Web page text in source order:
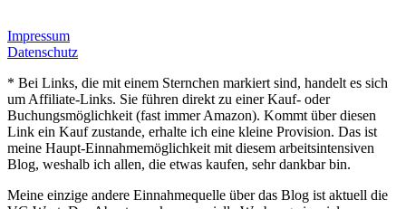
Impressum
Datenschutz
* Bei Links, die mit einem Sternchen markiert sind, handelt es sich
um Affiliate-Links. Sie führen direkt zu einer Kauf- oder
Buchungsmöglichkeit (fast immer Amazon). Kommt über diesen
Link ein Kauf zustande, erhalte ich eine kleine Provision. Das ist
meine Haupt-Einnahmemöglichkeit mit diesem arbeitsintensiven
Blog, weshalb ich allen, die etwas kaufen, sehr dankbar bin.
Meine einzige andere Einnahmequelle über das Blog ist aktuell die